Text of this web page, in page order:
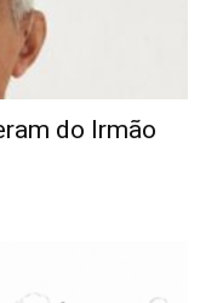
do Irmão